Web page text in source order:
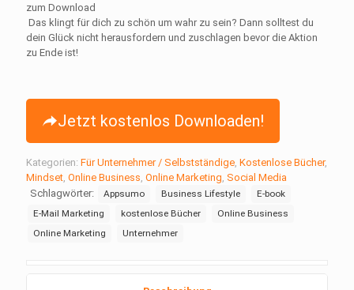
zum Download
Das klingt für dich zu schön um wahr zu sein? Dann solltest du
dein Glück nicht herausfordern und zuschlagen bevor die Aktion
zu Ende ist!
Jetzt kostenlos Downloaden!
Kategorien: Für Unternehmer / Selbstständige, Kostenlose Bücher,
Mindset, Online Business, Online Marketing, Social Media
Schlagwörter:
Appsumo Business Lifestyle
E-book
E-Mail Marketing
kostenlose Bücher
Online Business
Online Marketing
Unternehmer